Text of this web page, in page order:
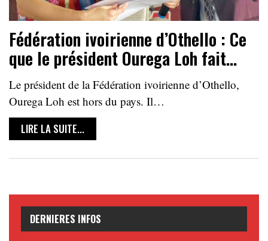
Fédération ivoirienne d’Othello : Ce
que le président Ourega Loh fait…
Le président de la Fédération ivoirienne d’Othello,
Ourega Loh est hors du pays. Il…
LIRE LA SUITE...
DERNIERES INFOS